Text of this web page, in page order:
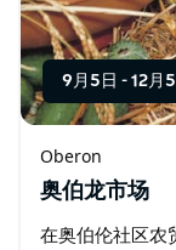
9月5日 - 12月
Oberon
奥伯龙市场
在奥伯伦社区